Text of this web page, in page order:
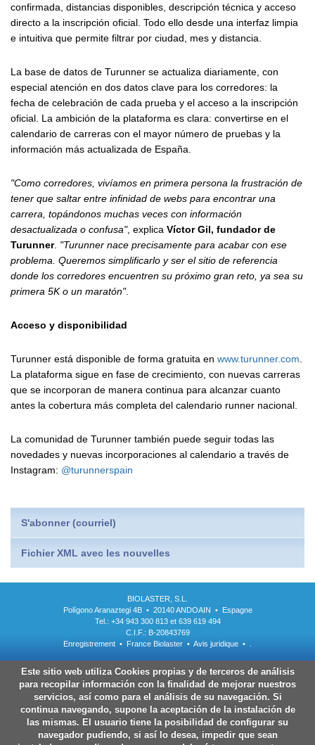
confirmada, distancias disponibles, descripción técnica y acceso
directo a la inscripción oficial. Todo ello desde una interfaz limpia
e intuitiva que permite filtrar por ciudad, mes y distancia.
La base de datos de Turunner se actualiza diariamente, con
especial atención en dos datos clave para los corredores: la
fecha de celebración de cada prueba y el acceso a la inscripción
oficial. La ambición de la plataforma es clara: convertirse en el
calendario de carreras con el mayor número de pruebas y la
información más actualizada de España.
"Como corredores, vivíamos en primera persona la frustración de
tener que saltar entre infinidad de webs para encontrar una
carrera, topándonos muchas veces con información
desactualizada o confusa", explica Víctor Gil, fundador de
Turunner. "Turunner nace precisamente para acabar con ese
problema. Queremos simplificarlo y ser el sitio de referencia
donde los corredores encuentren su próximo gran reto, ya sea su
primera 5K o un maratón".
Acceso y disponibilidad
Turunner está disponible de forma gratuita en www.turunner.com.
La plataforma sigue en fase de crecimiento, con nuevas carreras
que se incorporan de manera continua para alcanzar cuanto
antes la cobertura más completa del calendario runner nacional.
La comunidad de Turunner también puede seguir todas las
novedades y nuevas incorporaciones al calendario a través de
Instagram: @turunnerspain
S'abonner (courriel)
Fichier XML avec les nouvelles
BIOLASTER, S.L.
Polígono Aranaztegi 4B • 20140 ANDOAIN • Espagne
Tel.: +34 943 300 813 et 639 619 494
C.I.F.: B-20843769
Enregistrement • France Biolaster • Avis juridique • .
Este sitio web utiliza Cookies propias y de terceros de análisis
para recopilar información con la finalidad de mejorar nuestros
servicios, así como para el análisis de su navegación. Si
continua navegando, supone la aceptación de la instalación de
las mismas. El usuario tiene la posibilidad de configurar su
navegador pudiendo, si así lo desea, impedir que sean